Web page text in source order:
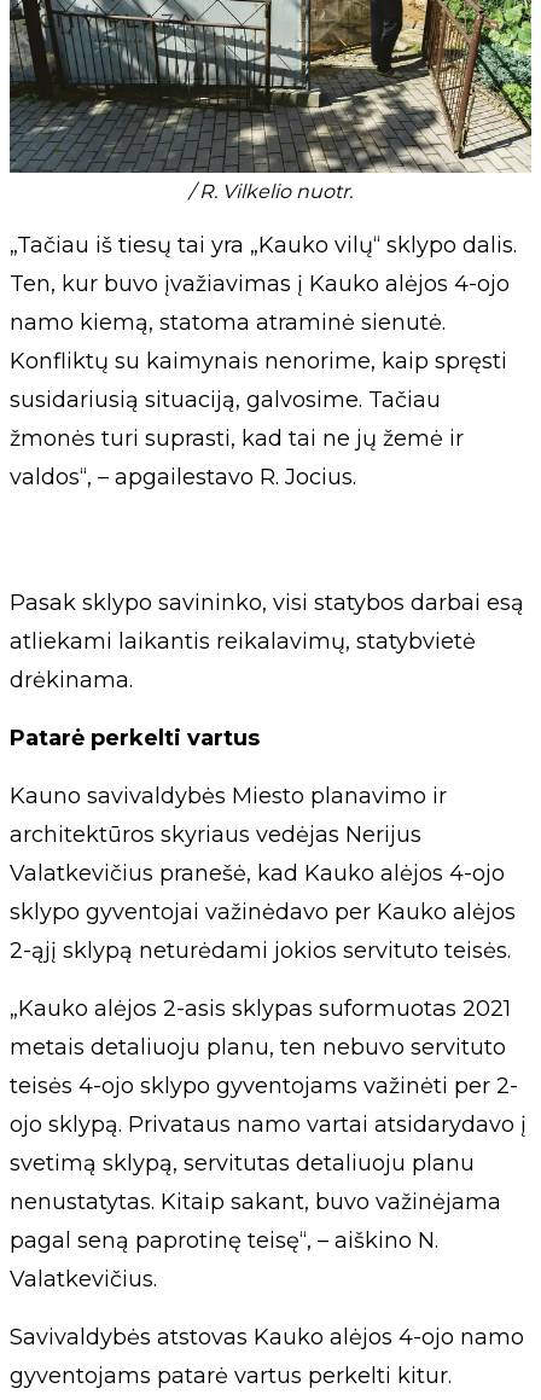
/ R. Vilkelio nuotr.
„Tačiau iš tiesų tai yra „Kauko vilų“ sklypo dalis.
Ten, kur buvo įvažiavimas į Kauko alėjos 4-ojo
namo kiemą, statoma atraminė sienutė.
Konfliktų su kaimynais nenorime, kaip spręsti
susidariusią situaciją, galvosime. Tačiau
žmonės turi suprasti, kad tai ne jų žemė ir
valdos“, – apgailestavo R. Jocius.
Pasak sklypo savininko, visi statybos darbai esą
atliekami laikantis reikalavimų, statybvietė
drėkinama.
Patarė perkelti vartus
Kauno savivaldybės Miesto planavimo ir
architektūros skyriaus vedėjas Nerijus
Valatkevičius pranešė, kad Kauko alėjos 4-ojo
sklypo gyventojai važinėdavo per Kauko alėjos
2-ąjį sklypą neturėdami jokios servituto teisės.
„Kauko alėjos 2-asis sklypas suformuotas 2021
metais detaliuoju planu, ten nebuvo servituto
teisės 4-ojo sklypo gyventojams važinėti per 2-
ojo sklypą. Privataus namo vartai atsidarydavo į
svetimą sklypą, servitutas detaliuoju planu
nenustatytas. Kitaip sakant, buvo važinėjama
pagal seną paprotinę teisę“, – aiškino N.
Valatkevičius.
Savivaldybės atstovas Kauko alėjos 4-ojo namo
gyventojams patarė vartus perkelti kitur.